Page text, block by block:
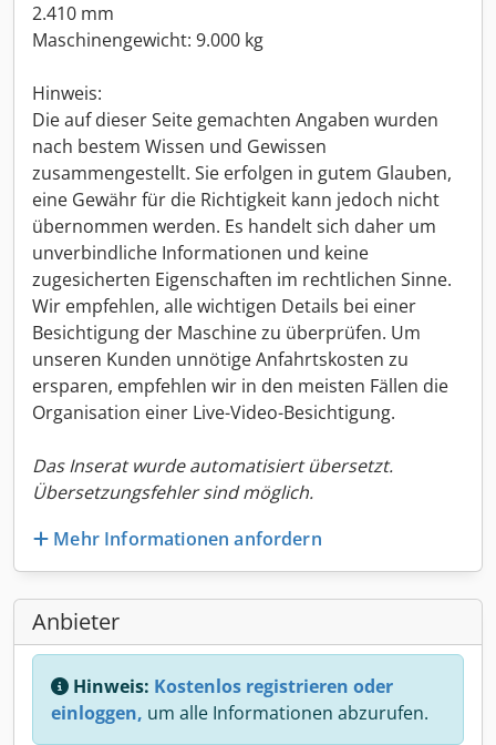
2.410 mm
Maschinengewicht: 9.000 kg
Hinweis:
Die auf dieser Seite gemachten Angaben wurden
nach bestem Wissen und Gewissen
zusammengestellt. Sie erfolgen in gutem Glauben,
eine Gewähr für die Richtigkeit kann jedoch nicht
übernommen werden. Es handelt sich daher um
unverbindliche Informationen und keine
zugesicherten Eigenschaften im rechtlichen Sinne.
Wir empfehlen, alle wichtigen Details bei einer
Besichtigung der Maschine zu überprüfen. Um
unseren Kunden unnötige Anfahrtskosten zu
ersparen, empfehlen wir in den meisten Fällen die
Organisation einer Live-Video-Besichtigung.
Das Inserat wurde automatisiert übersetzt.
Übersetzungsfehler sind möglich.
Mehr Informationen anfordern
Anbieter
Hinweis: Kostenlos registrieren oder
einloggen, um alle Informationen abzurufen.